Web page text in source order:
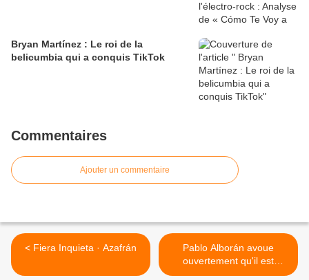
​Bryan Martínez : Le roi de la
belicumbia qui a conquis TikTok
Commentaires
Ajouter un commentaire
< Fiera Inquieta · Azafrán
Pablo Alborán avoue
ouvertement qu'il est
homosexuel >